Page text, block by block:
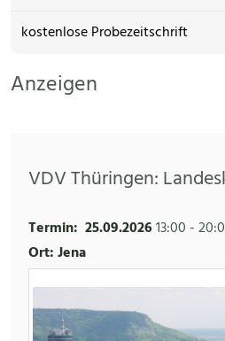
kostenlose Probezeitschrift
Anzeigen
VDV Thüringen:
Termin: 25.09.202613:00 -
Ort: Jena